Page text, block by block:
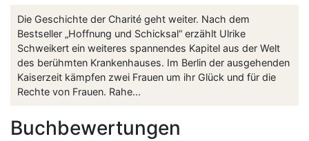
Die Geschichte der Charité geht weiter. Nach dem
Bestseller „Hoffnung und Schicksal“ erzählt Ulrike
Schweikert ein weiteres spannendes Kapitel aus der Welt
des berühmten Krankenhauses. Im Berlin der ausgehenden
Kaiserzeit kämpfen zwei Frauen um ihr Glück und für die
Rechte von Frauen. Rahe...
Buchbewertungen